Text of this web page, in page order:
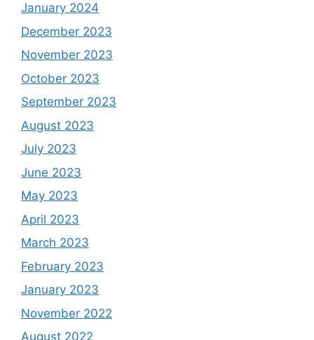
January 2024
December 2023
November 2023
October 2023
September 2023
August 2023
July 2023
June 2023
May 2023
April 2023
March 2023
February 2023
January 2023
November 2022
August 2022